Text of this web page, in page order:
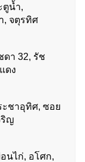
ตูน้ำ,
, จตุรทิศ
ดา 32, รัช
ดง
ะชาอุทิศ, ซอย
ริญ
นไก่, อโศก,